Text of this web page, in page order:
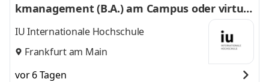
kmanagement (B.A.) am Campus oder virtuel
l
IU Internationale Hochschule
Frankfurt am Main
vor 6 Tagen